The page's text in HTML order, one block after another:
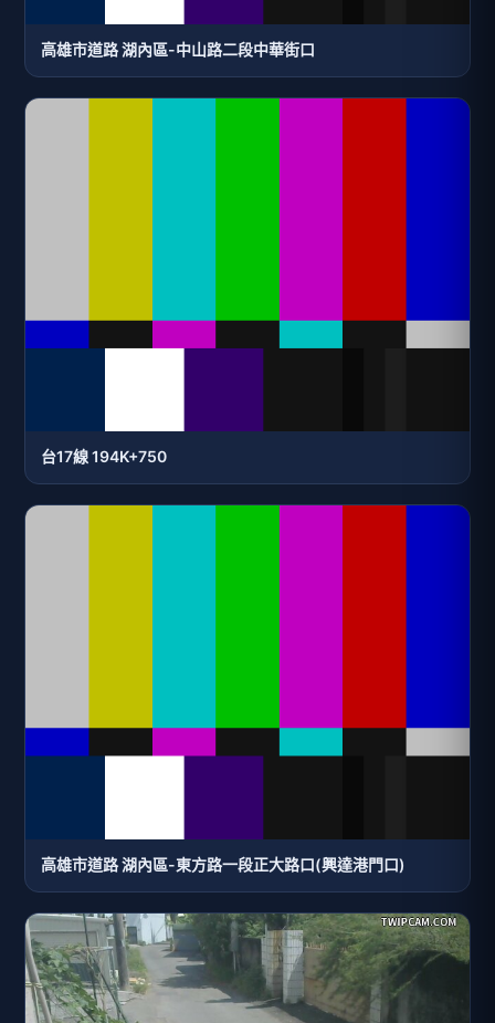
高雄市道路 湖內區-中山路二段中華街口
台17線 194K+750
高雄市道路 湖內區-東方路一段正大路口(興達港門口)